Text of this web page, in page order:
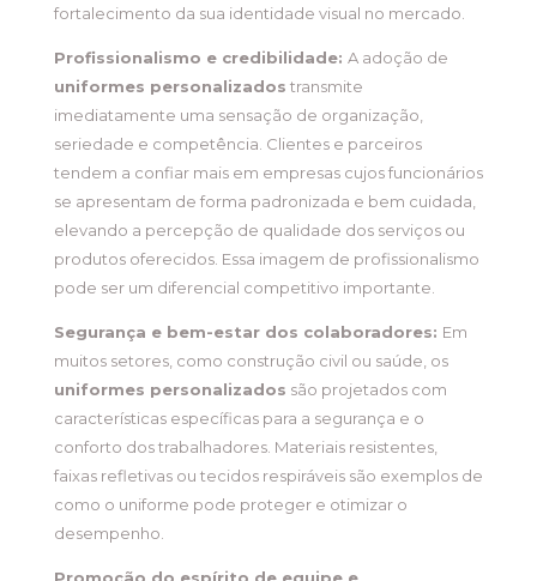
fortalecimento da sua identidade visual no mercado.
Profissionalismo e credibilidade: A adoção de
uniformes personalizados transmite
imediatamente uma sensação de organização,
seriedade e competência. Clientes e parceiros
tendem a confiar mais em empresas cujos funcionários
se apresentam de forma padronizada e bem cuidada,
elevando a percepção de qualidade dos serviços ou
produtos oferecidos. Essa imagem de profissionalismo
pode ser um diferencial competitivo importante.
Segurança e bem-estar dos colaboradores: Em
muitos setores, como construção civil ou saúde, os
uniformes personalizados são projetados com
características específicas para a segurança e o
conforto dos trabalhadores. Materiais resistentes,
faixas refletivas ou tecidos respiráveis são exemplos de
como o uniforme pode proteger e otimizar o
desempenho.